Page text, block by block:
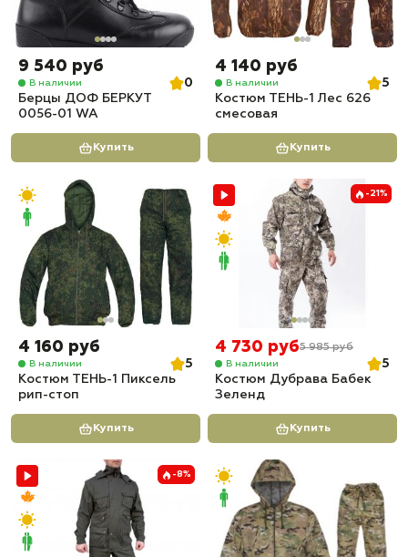
9 540 руб
В наличии
0
Берцы ДОФ БЕРКУТ
0056-01 WA
Купить
4 140 руб
В наличии
5
Костюм ТЕНЬ-1 Лес 626
смесовая
Купить
4 160 руб
В наличии
5
Костюм ТЕНЬ-1 Пиксель
рип-стоп
Купить
-21%
4 730 руб5 985 руб
В наличии
5
Костюм Дубрава Бабек
Зеленд
Купить
-8%